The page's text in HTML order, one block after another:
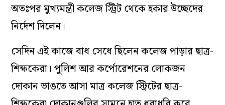
অতঃপর মুখ্যমন্ত্রী কলেজ স্ট্রিট থেকে হকার উচ্ছেদের
নির্দেশ দিলেন।
সেদিন এই কাজে বাধ সেধে ছিলেন কলেজ পাড়ার ছাত্র-
শিক্ষকেরা। পুলিশ আর কর্পোরেশনের লোকজন
দোকান ভাঙতে আসা মাত্র কলেজ স্ট্রিটের ছাত্র-